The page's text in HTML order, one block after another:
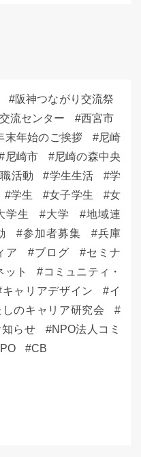
阪神つながり交流祭
流センター
西宮市
末年始のご挨拶
尼崎
尼崎市
尼崎の森中央
活動 学生生活
学
学生 女子学生
女
学生 大学
地域連
参加者募集
兵庫
ア ブログ
セミナ
ット
コミュニティ・
キャリアデザイン
イ
のキャリア研究会
らせ
NPO法人コミ
CB